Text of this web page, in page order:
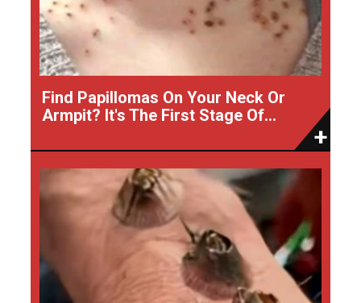
Find Papillomas On Your Neck Or
Armpit? It's The First Stage Of...